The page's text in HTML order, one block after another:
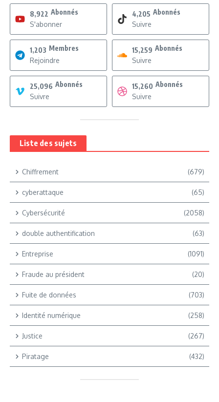
8,922 Abonnés
S'abonner
4,205 Abonnés
Suivre
1,203 Membres
Rejoindre
15,259 Abonnés
Suivre
25,096 Abonnés
Suivre
15,260 Abonnés
Suivre
Liste des sujets
Chiffrement (679)
cyberattaque (65)
Cybersécurité (2058)
double authentification (63)
Entreprise (1091)
Fraude au président (20)
Fuite de données (703)
Identité numérique (258)
Justice (267)
Piratage (432)